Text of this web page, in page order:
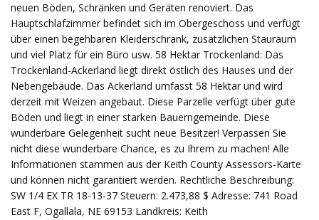
neuen Böden, Schränken und Geräten renoviert. Das
Hauptschlafzimmer befindet sich im Obergeschoss und verfügt
über einen begehbaren Kleiderschrank, zusätzlichen Stauraum
und viel Platz für ein Büro usw. 58 Hektar Trockenland: Das
Trockenland-Ackerland liegt direkt östlich des Hauses und der
Nebengebäude. Das Ackerland umfasst 58 Hektar und wird
derzeit mit Weizen angebaut. Diese Parzelle verfügt über gute
Böden und liegt in einer starken Bauerngemeinde. Diese
wunderbare Gelegenheit sucht neue Besitzer! Verpassen Sie
nicht diese wunderbare Chance, es zu Ihrem zu machen! Alle
Informationen stammen aus der Keith County Assessors-Karte
und können nicht garantiert werden. Rechtliche Beschreibung:
SW 1/4 EX TR 18-13-37 Steuern: 2.473,88 $ Adresse: 741 Road
East F, Ogallala, NE 69153 Landkreis: Keith